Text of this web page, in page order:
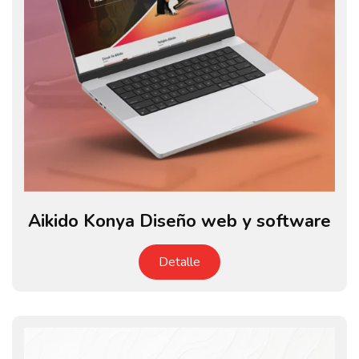
Aikido Konya Diseño web y software
Detalle